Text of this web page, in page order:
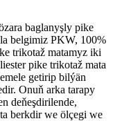
baglanyşly pike
belgimiz PKW, 100%
trikotaž matamyz iki
pike trikotaž mata
getirip bilýän
Onuň arka tarapy
deňeşdirilende,
berkdir we ölçegi we